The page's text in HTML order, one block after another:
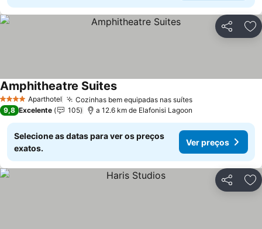
Partilhar
4 EstrelasAparthotel Cozinhas bem equipadas nas suítesVer preços
Amphitheatre SuitesVer preços
9,8 Excelente 105 a 12.6 km de Elafonisi Lagoon
Selecione as datas para ver os preços
exatos.
Ver preços
Partilhar